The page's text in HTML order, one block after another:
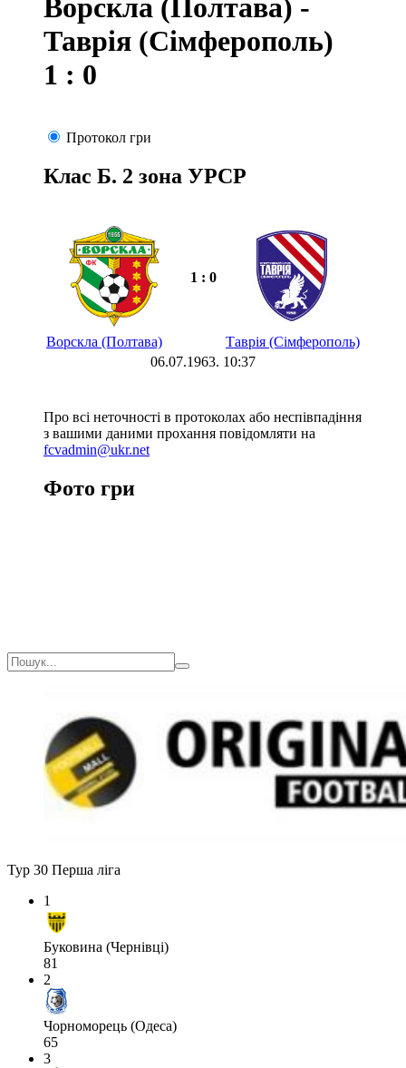
Ворскла (Полтава) -
Таврія (Сімферополь)
1 : 0
Протокол гри
Клас Б. 2 зона УРСР
1 : 0
Ворскла (Полтава)
Таврія (Сімферополь)
06.07.1963. 10:37
Про всі неточності в протоколах або неспівпадіння
з вашими даними прохання повідомляти на
fcvadmin@ukr.net
Фото гри
Тур 30 Перша ліга
1
Буковина (Чернівці)
81
2
Чорноморець (Одеса)
65
3